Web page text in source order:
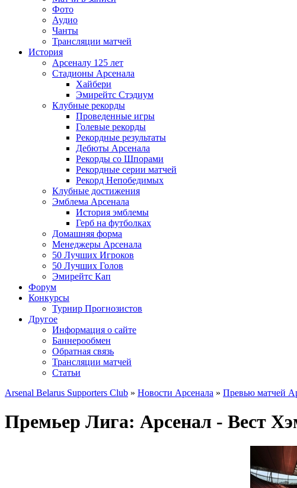
Фото
Аудио
Чанты
Трансляции матчей
История
Арсеналу 125 лет
Стадионы Арсенала
Хайбери
Эмирейтс Стэдиум
Клубные рекорды
Проведенные игры
Голевые рекорды
Рекордные результаты
Дебюты Арсенала
Рекорды со Шпорами
Рекордные серии матчей
Рекорд Непобедимых
Клубные достижения
Эмблема Арсенала
История эмблемы
Герб на футболках
Домашняя форма
Менеджеры Арсенала
50 Лучших Игроков
50 Лучших Голов
Эмирейтс Кап
Форум
Конкурсы
Турнир Прогнозистов
Другое
Информация о сайте
Баннерообмен
Обратная связь
Трансляции матчей
Статьи
Arsenal Belarus Supporters Club » Новости Арсенала » Превью матчей
Премьер Лига: Арсенал - Вест